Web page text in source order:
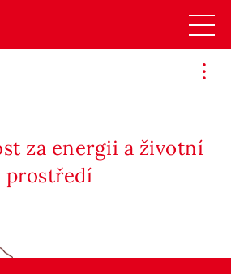
za energii a životní
prostředí